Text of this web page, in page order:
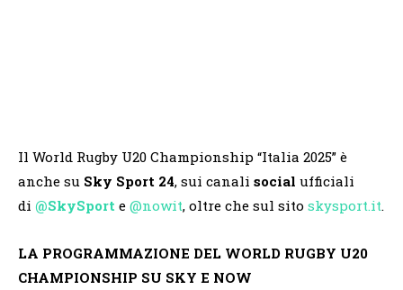
Il World Rugby U20 Championship “Italia 2025” è
anche su Sky Sport 24, sui canali social ufficiali
di @SkySport e @nowit, oltre che sul sito skysport.it.
LA PROGRAMMAZIONE DEL WORLD RUGBY U20
CHAMPIONSHIP SU SKY E NOW